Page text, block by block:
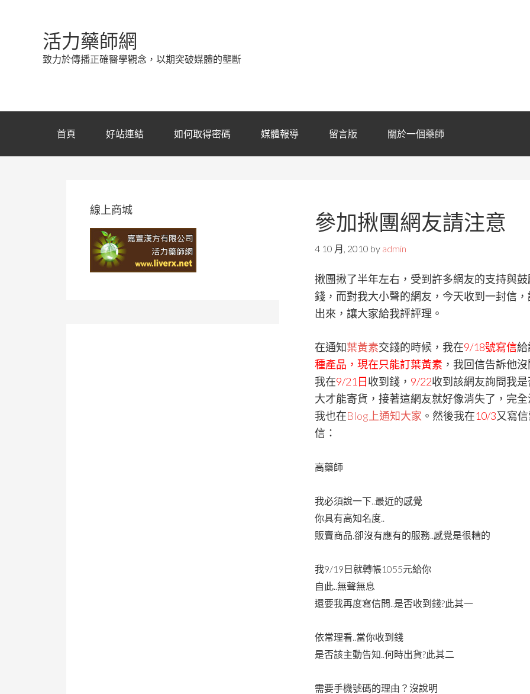
活力藥師網
致力於傳播正確醫學觀念，以期突破媒體的壟斷
首頁 好站連結 如何取得密碼 媒體報導 留言版 關於一個藥師
參加揪團網友請注意
4 10 月, 2010 by admin
揪團揪了半年左右，受到許多網友的支持與
錢，而對我大小聲的網友，今天收到一封信
出來，讓大家給我評評理。
在通知葉黃素交錢的時候，我在9/18號寫信給
種產品，現在只能訂葉黃素 ，我回信告訴他
我在9/21日收到錢， 9/22收到該網友詢問我
大才能寄貨，接著這網友就好像消失了，完
我也在Blog上通知大家 。然後我在10/3又寫
信：
高藥師
我必須說一下..最近的感覺
你具有高知名度..
販賣商品.卻沒有應有的服務..感覺是很糟的
我9/19日就轉帳1055元給你
自此..無聲無息
還要我再度寫信問..是否收到錢?此其一
依常理看..當你收到錢
是否該主動告知..何時出貨?此其二
需要手機號碼的理由？沒說明
線上商城